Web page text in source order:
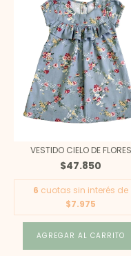
VESTIDO CIELO DE FLORES
$47.850
6 cuotas sin interés de
$7.975
AGREGAR AL CARRITO